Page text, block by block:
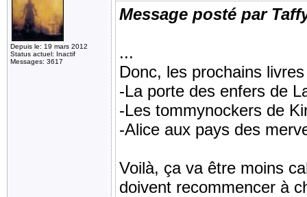
Depuis le: 19 mars 2012
Status actuel: Inactif
Messages: 3617
Message posté par
...
Donc, les prochains
-La porte des enfers de
-Les tommynockers de
-Alice aux pays des
Voilà, ça va être moins
doivent recommencer à